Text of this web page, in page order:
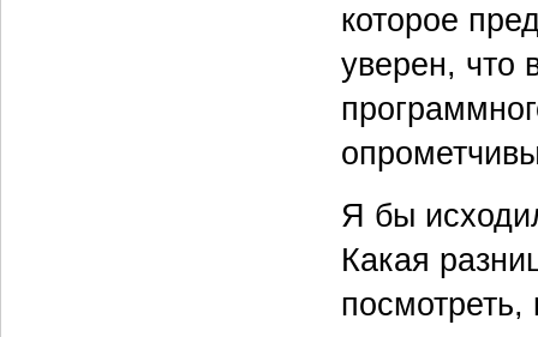
которое
уверен, что
Я бы
Какая
посмотреть,